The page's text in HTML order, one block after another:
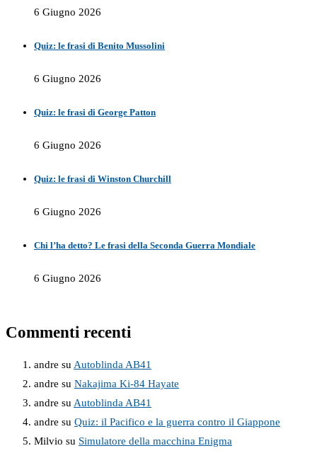
6 Giugno 2026
Quiz: le frasi di Benito Mussolini
6 Giugno 2026
Quiz: le frasi di George Patton
6 Giugno 2026
Quiz: le frasi di Winston Churchill
6 Giugno 2026
Chi l’ha detto? Le frasi della Seconda Guerra Mondiale
6 Giugno 2026
Commenti recenti
andre su Autoblinda AB41
andre su Nakajima Ki-84 Hayate
andre su Autoblinda AB41
andre su Quiz: il Pacifico e la guerra contro il Giappone
Milvio su Simulatore della macchina Enigma